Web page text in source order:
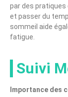
par des
et passer du
sommeil aide
fatigue.
Suivi
Importance des